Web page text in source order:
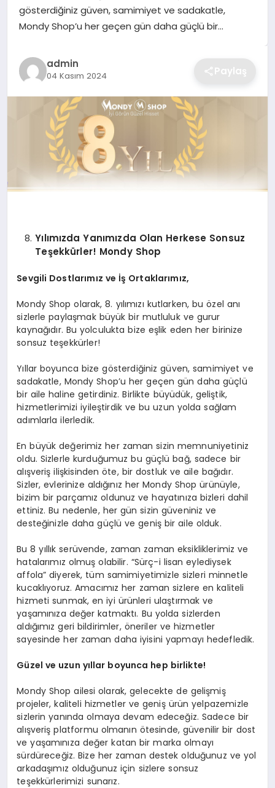
GÜNDEM
gösterdiğiniz güven, samimiyet ve sadakatle,
Mondy Shop’u her geçen gün daha güçlü bir…
admin
04 Kasım 2024 Paylaş
Yılımızda Yanımızda Olan Herkese Sonsuz
Teşekkürler! Mondy Shop
Sevgili Dostlarımız ve İş Ortaklarımız,
Mondy Shop olarak, 8. yılımızı kutlarken, bu özel anı
sizlerle paylaşmak büyük bir mutluluk ve gurur
kaynağıdır. Bu yolculukta bize eşlik eden her birinize
sonsuz teşekkürler!
Yıllar boyunca bize gösterdiğiniz güven, samimiyet ve
sadakatle, Mondy Shop’u her geçen gün daha güçlü
bir aile haline getirdiniz. Birlikte büyüdük, geliştik,
hizmetlerimizi iyileştirdik ve bu uzun yolda sağlam
adımlarla ilerledik.
En büyük değerimiz her zaman sizin memnuniyetiniz
oldu. Sizlerle kurduğumuz bu güçlü bağ, sadece bir
alışveriş ilişkisinden öte, bir dostluk ve aile bağıdır.
Sizler, evlerinize aldığınız her Mondy Shop ürünüyle,
bizim bir parçamız oldunuz ve hayatınıza bizleri dahil
ettiniz. Bu nedenle, her gün sizin güveniniz ve
desteğinizle daha güçlü ve geniş bir aile olduk.
Bu 8 yıllık serüvende, zaman zaman eksikliklerimiz ve
hatalarımız olmuş olabilir. “Sürç-i lisan eylediysek
affola” diyerek, tüm samimiyetimizle sizleri minnetle
kucaklıyoruz. Amacımız her zaman sizlere en kaliteli
hizmeti sunmak, en iyi ürünleri ulaştırmak ve
yaşamınıza değer katmaktı. Bu yolda sizlerden
aldığımız geri bildirimler, öneriler ve hizmetler
sayesinde her zaman daha iyisini yapmayı hedefledik.
Güzel ve uzun yıllar boyunca hep birlikte!
Mondy Shop ailesi olarak, gelecekte de gelişmiş
projeler, kaliteli hizmetler ve geniş ürün yelpazemizle
sizlerin yanında olmaya devam edeceğiz. Sadece bir
alışveriş platformu olmanın ötesinde, güvenilir bir dost
ve yaşamınıza değer katan bir marka olmayı
sürdüreceğiz. Bize her zaman destek olduğunuz ve yol
arkadaşımız olduğunuz için sizlere sonsuz
teşekkürlerimizi sunarız.